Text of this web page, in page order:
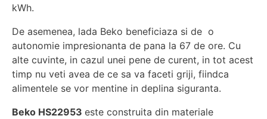
kWh.
De asemenea, lada Beko beneficiaza si de o
autonomie impresionanta de pana la 67 de ore. Cu
alte cuvinte, in cazul unei pene de curent, in tot acest
timp nu veti avea de ce sa va faceti griji, fiindca
alimentele se vor mentine in deplina siguranta.
Beko HS22953 este construita din materiale